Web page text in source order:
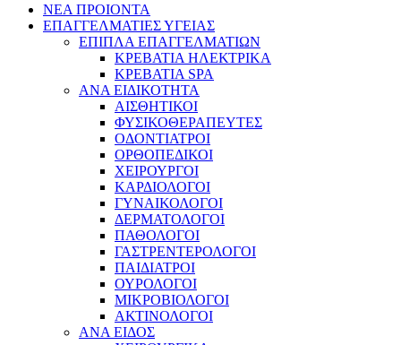
ΝΕΑ ΠΡΟΙΟΝΤΑ
ΕΠΑΓΓΕΛΜΑΤΙΕΣ ΥΓΕΙΑΣ
ΕΠΙΠΛΑ ΕΠΑΓΓΕΛΜΑΤΙΩΝ
ΚΡΕΒΑΤΙΑ ΗΛΕΚΤΡΙΚΑ
ΚΡΕΒΑΤΙΑ SPA
ΑΝΑ ΕΙΔΙΚΟΤΗΤΑ
ΑΙΣΘΗΤΙΚΟΙ
ΦΥΣΙΚΟΘΕΡΑΠΕΥΤΕΣ
ΟΔΟΝΤΙΑΤΡΟΙ
ΟΡΘΟΠΕΔΙΚΟΙ
ΧΕΙΡΟΥΡΓΟΙ
ΚΑΡΔΙΟΛΟΓΟΙ
ΓΥΝΑΙΚΟΛΟΓΟΙ
ΔΕΡΜΑΤΟΛΟΓΟΙ
ΠΑΘΟΛΟΓΟΙ
ΓΑΣΤΡΕΝΤΕΡΟΛΟΓΟΙ
ΠΑΙΔΙΑΤΡΟΙ
ΟΥΡΟΛΟΓΟΙ
ΜΙΚΡΟΒΙΟΛΟΓΟΙ
ΑΚΤΙΝΟΛΟΓΟΙ
ΑΝΑ ΕΙΔΟΣ